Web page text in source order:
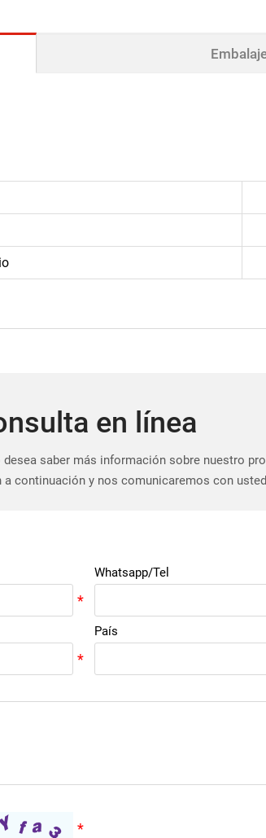
en línea
desea saber más información sobre nuestro
continuación y nos comunicaremos con
Whatsapp/Tel
País